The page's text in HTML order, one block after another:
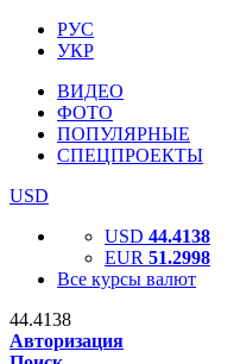
РУС
УКР
ВИДЕО
ФОТО
ПОПУЛЯРНЫЕ
СПЕЦПРОЕКТЫ
USD
USD 44.4138
EUR 51.2998
Все курсы валют
44.4138
Авторизация